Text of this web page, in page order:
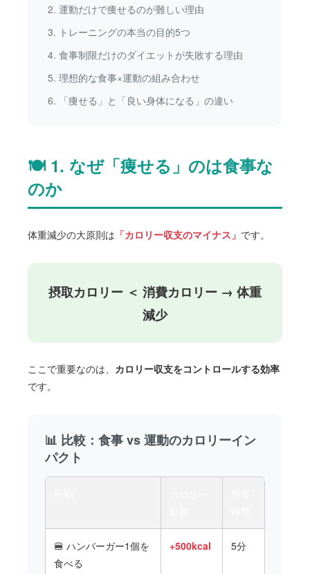
運動だけで痩せるのが難しい理由
トレーニングの本当の目的5つ
食事制限だけのダイエットが失敗する理由
理想的な食事×運動の組み合わせ
「痩せる」と「良い身体になる」の違い
🍽️ 1. なぜ「痩せる」のは食事な
のか
体重減少の大原則は 「カロリー収支のマイナス」 です。
摂取カロリー ＜ 消費カロリー → 体重
減少
ここで重要なのは、 カロリー収支をコントロールする効率
です。
📊 比較：食事 vs 運動のカロリーイン
パクト
🍔 ハンバーガー1個を
食べる
+500kcal 5分